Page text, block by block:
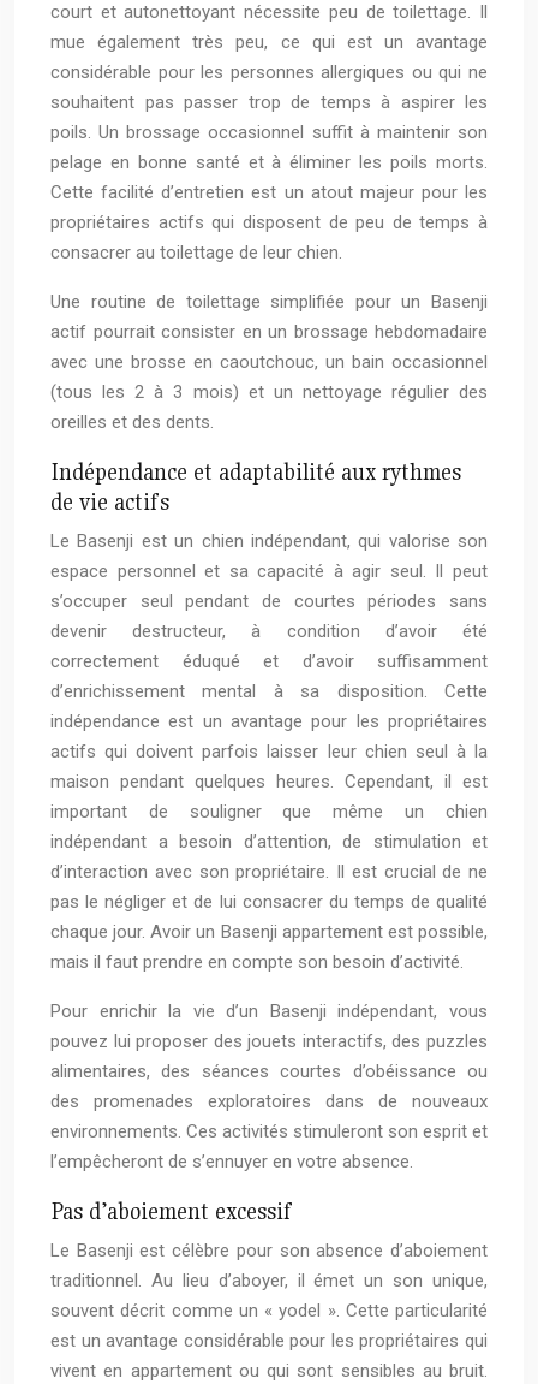
court et autonettoyant nécessite peu de toilettage. Il
mue également très peu, ce qui est un avantage
considérable pour les personnes allergiques ou qui ne
souhaitent pas passer trop de temps à aspirer les
poils. Un brossage occasionnel suffit à maintenir son
pelage en bonne santé et à éliminer les poils morts.
Cette facilité d’entretien est un atout majeur pour les
propriétaires actifs qui disposent de peu de temps à
consacrer au toilettage de leur chien.
Une routine de toilettage simplifiée pour un Basenji
actif pourrait consister en un brossage hebdomadaire
avec une brosse en caoutchouc, un bain occasionnel
(tous les 2 à 3 mois) et un nettoyage régulier des
oreilles et des dents.
Indépendance et adaptabilité aux rythmes
de vie actifs
Le Basenji est un chien indépendant, qui valorise son
espace personnel et sa capacité à agir seul. Il peut
s’occuper seul pendant de courtes périodes sans
devenir destructeur, à condition d’avoir été
correctement éduqué et d’avoir suffisamment
d’enrichissement mental à sa disposition. Cette
indépendance est un avantage pour les propriétaires
actifs qui doivent parfois laisser leur chien seul à la
maison pendant quelques heures. Cependant, il est
important de souligner que même un chien
indépendant a besoin d’attention, de stimulation et
d’interaction avec son propriétaire. Il est crucial de ne
pas le négliger et de lui consacrer du temps de qualité
chaque jour. Avoir un Basenji appartement est possible,
mais il faut prendre en compte son besoin d’activité.
Pour enrichir la vie d’un Basenji indépendant, vous
pouvez lui proposer des jouets interactifs, des puzzles
alimentaires, des séances courtes d’obéissance ou
des promenades exploratoires dans de nouveaux
environnements. Ces activités stimuleront son esprit et
l’empêcheront de s’ennuyer en votre absence.
Pas d’aboiement excessif
Le Basenji est célèbre pour son absence d’aboiement
traditionnel. Au lieu d’aboyer, il émet un son unique,
souvent décrit comme un « yodel ». Cette particularité
est un avantage considérable pour les propriétaires qui
vivent en appartement ou qui sont sensibles au bruit.